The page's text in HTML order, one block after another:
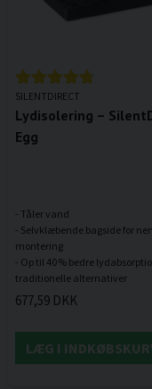
SILENTDIRECT
Lydisolering –
Egg
- Tåler vand
- Selvklæbende bagside for
montering
- Op til 40 % bedre
677,59 DKK
LÆG I